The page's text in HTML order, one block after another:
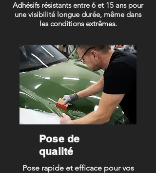
Adhésifs résistants entre 6 et 15 ans pour
une visibilité longue durée, même dans
les conditions extrêmes.
Pose de
qualité
Pose rapide et efficace pour vos